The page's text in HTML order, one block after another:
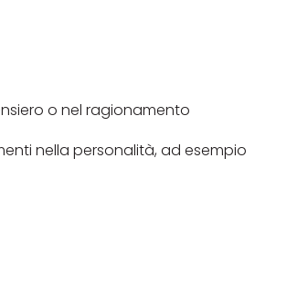
o nel ragionamento
nella personalità, ad esempio